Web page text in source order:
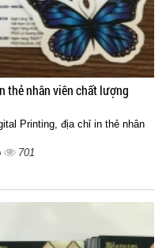
thẻ nhân viên chất lượng
Printing, địa chỉ in thẻ nhân
701